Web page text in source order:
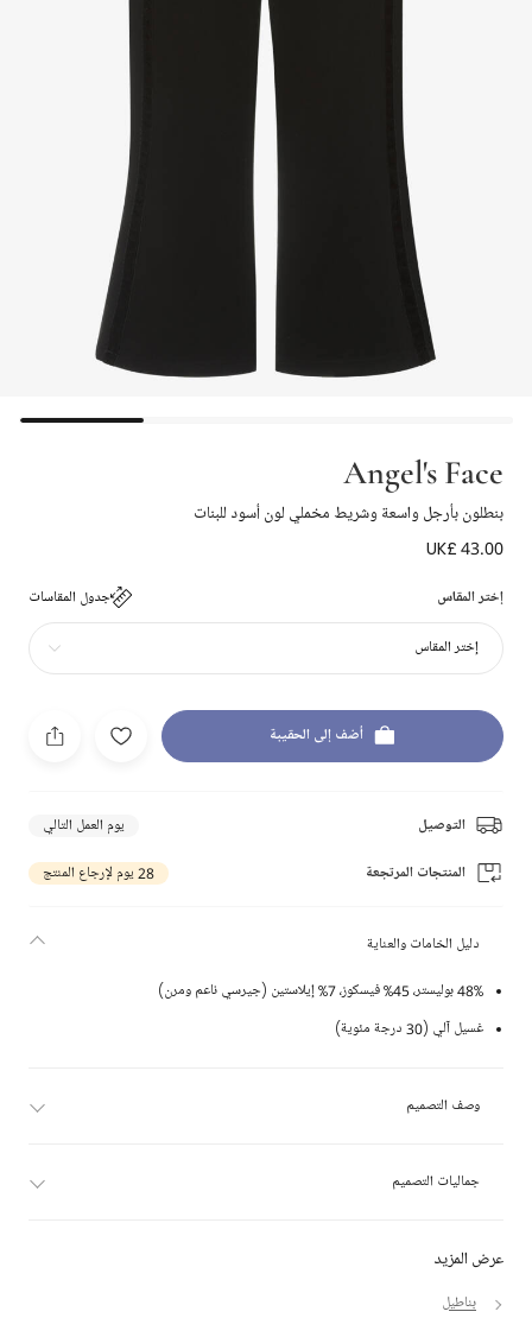
Angel's Face
بنطلون بأرجل واسعة وشريط مخملي لون أسود للبنات
UK£ 43.00
إختر المقاس جدول المقاسات
إختر المقاس
أضف إلى الحقيبة
التوصيل يوم العمل التالي
المنتجات المرتجعة 28 يوم لإرجاع المنتج
عرض المزيد
بناطيل
دليل الخامات والعناية
48% بوليستر، 45% فيسكوز، 7% إيلاستين (جيرسي ناعم ومرن)
غسيل آلي (30 درجة مئوية)
وصف التصميم
جماليات التصميم